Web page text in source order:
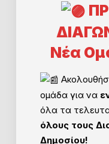
Νέα
ομάδα για να
όλα τα
όλους τους
Δημοσίου!